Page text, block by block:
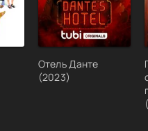
Отель Данте
(2023)